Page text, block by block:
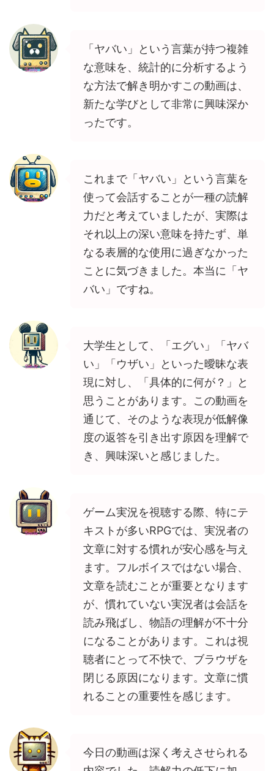
「ヤバい」という言葉が持つ複雑
な意味を、統計的に分析するよう
な方法で解き明かすこの動画は、
新たな学びとして非常に興味深か
ったです。
これまで「ヤバい」という言葉を
使って会話することが一種の読解
力だと考えていましたが、実際は
それ以上の深い意味を持たず、単
なる表層的な使用に過ぎなかった
ことに気づきました。本当に「ヤ
バい」ですね。
大学生として、「エグい」「ヤバ
い」「ウザい」といった曖昧な表
現に対し、「具体的に何が？」と
思うことがあります。この動画を
通じて、そのような表現が低解像
度の返答を引き出す原因を理解で
き、興味深いと感じました。
ゲーム実況を視聴する際、特にテ
キストが多いRPGでは、実況者の
文章に対する慣れが安心感を与え
ます。フルボイスではない場合、
文章を読むことが重要となります
が、慣れていない実況者は会話を
読み飛ばし、物語の理解が不十分
になることがあります。これは視
聴者にとって不快で、ブラウザを
閉じる原因になります。文章に慣
れることの重要性を感じます。
今日の動画は深く考えさせられる